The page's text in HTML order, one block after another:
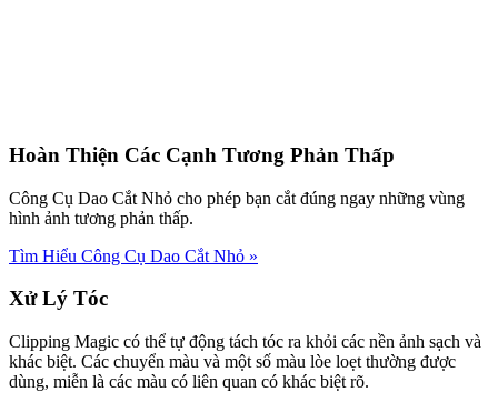
Hoàn Thiện Các Cạnh Tương Phản Thấp
Công Cụ Dao Cắt Nhỏ cho phép bạn cắt đúng ngay những vùng
hình ảnh tương phản thấp.
Tìm Hiểu Công Cụ Dao Cắt Nhỏ »
Xử Lý Tóc
Clipping Magic có thể tự động tách tóc ra khỏi các nền ảnh sạch và
khác biệt. Các chuyển màu và một số màu lòe loẹt thường được
dùng, miễn là các màu có liên quan có khác biệt rõ.